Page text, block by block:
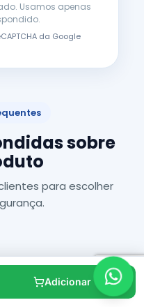
Usamos apenas
da Google
sobre
para escolher
respondidas.
Adicionar